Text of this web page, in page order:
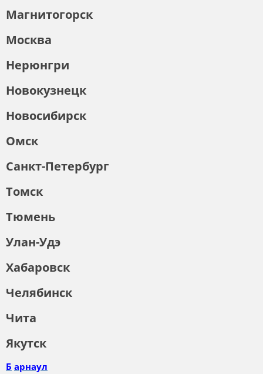
Магнитогорск
Москва
Нерюнгри
Новокузнецк
Новосибирск
Омск
Санкт-Петербург
Томск
Тюмень
Улан-Удэ
Хабаровск
Челябинск
Чита
Якутск
Б арнаул